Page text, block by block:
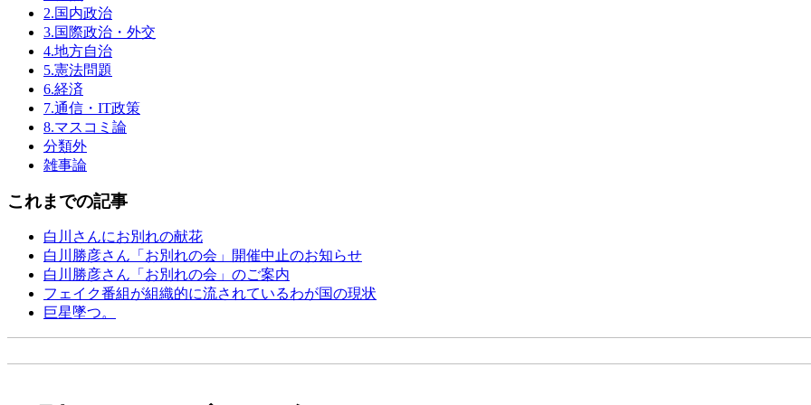
2.国内政治
3.国際政治・外交
4.地方自治
5.憲法問題
6.経済
7.通信・IT政策
8.マスコミ論
分類外
雑事論
これまでの記事
白川さんにお別れの献花
白川勝彦さん「お別れの会」開催中止のお知らせ
白川勝彦さん「お別れの会」のご案内
フェイク番組が組織的に流されているわが国の現状
巨星墜つ。